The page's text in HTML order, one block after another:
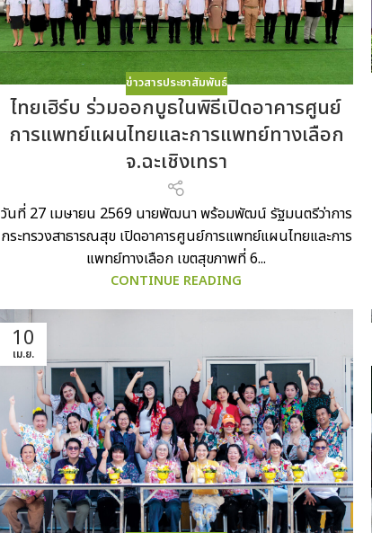
ข่าวสารประชาสัมพันธ์
ไทยเฮิร์บ ร่วมออกบูธในพิธีเปิดอาคารศูนย์
การแพทย์แผนไทยและการแพทย์ทางเลือก
จ.ฉะเชิงเทรา
วันที่ 27 เมษายน 2569 นายพัฒนา พร้อมพัฒน์ รัฐมนตรีว่าการ
กระทรวงสาธารณสุข เปิดอาคารศูนย์การแพทย์แผนไทยและการ
แพทย์ทางเลือก เขตสุขภาพที่ 6...
CONTINUE READING
10
เม.ย.